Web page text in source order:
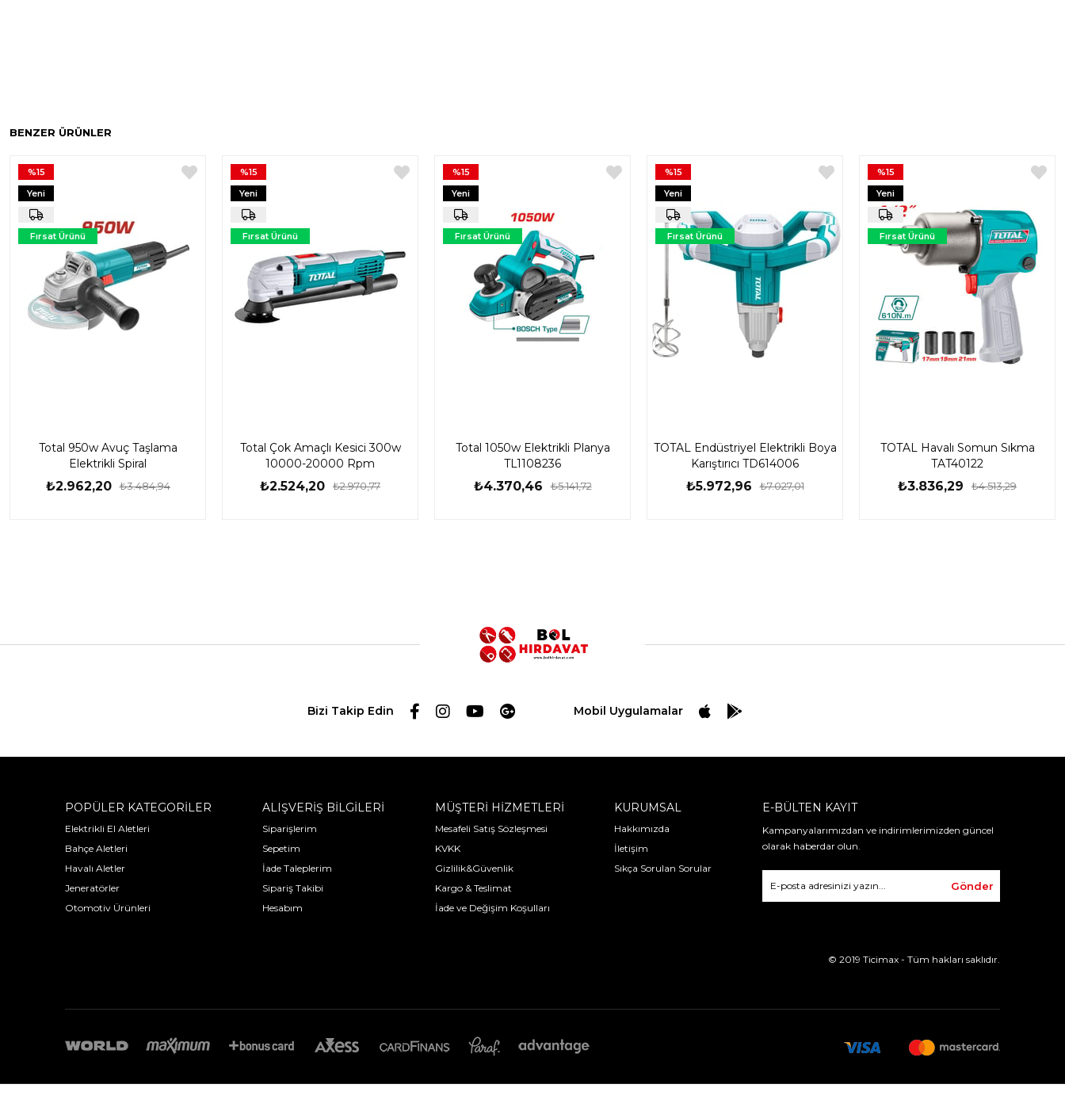
BENZER ÜRÜNLER
Total 950w Avuç Taşlama
Elektrikli Spiral
₺2.962,20 ₺3.484,94
%15
Yeni
Ürün
Fırsat Ürünü
Total Çok Amaçlı Kesici 300w
10000-20000 Rpm
₺2.524,20 ₺2.970,77
%15
Yeni
Ürün
Fırsat Ürünü
Total 1050w Elektrikli Planya
TL1108236
₺4.370,46 ₺5.141,72
%15
Yeni
Ürün
Fırsat Ürünü
TOTAL Endüstriyel Elektrikli Boya
Karıştırıcı TD614006
₺5.972,96 ₺7.027,01
%15
Yeni
Ürün
Fırsat Ürünü
TOTAL Havalı Somun Sıkma
TAT40122
₺3.836,29 ₺4.513,29
%15
Yeni
Ürün
Fırsat Ürünü
Bizi Takip Edin Mobil Uygulamalar
POPÜLER KATEGORİLER
Elektrikli El Aletleri
Bahçe Aletleri
Havalı Aletler
Jeneratörler
Otomotiv Ürünleri
ALIŞVERİŞ BİLGİLERİ
Siparişlerim
Sepetim
İade Taleplerim
Sipariş Takibi
Hesabım
MÜŞTERİ HİZMETLERİ
Mesafeli Satış Sözleşmesi
KVKK
Gizlilik&Güvenlik
Kargo & Teslimat
İade ve Değişim Koşulları
KURUMSAL
Hakkımızda
İletişim
Sıkça Sorulan Sorular
E-BÜLTEN KAYIT
Kampanyalarımızdan ve indirimlerimizden güncel
olarak haberdar olun.
Gönder
© 2019 Ticimax - Tüm hakları saklıdır.